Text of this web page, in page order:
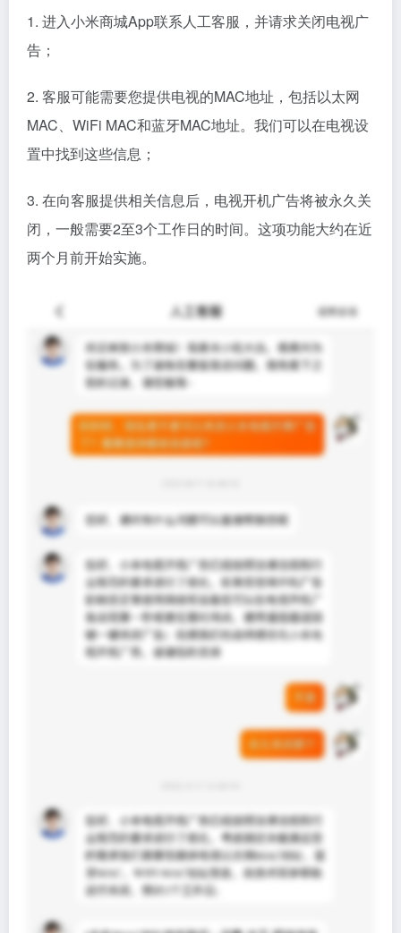
1. 进入小米商城App联系人工客服，并请求关闭电视广
告；
2. 客服可能需要您提供电视的MAC地址，包括以太网
MAC、WiFi MAC和蓝牙MAC地址。我们可以在电视设
置中找到这些信息；
3. 在向客服提供相关信息后，电视开机广告将被永久关
闭，一般需要2至3个工作日的时间。这项功能大约在近
两个月前开始实施。